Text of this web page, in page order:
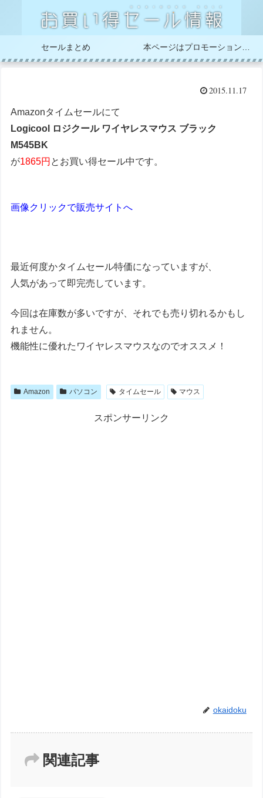
セールまとめ
2015.11.17
Amazonタイムセールにて
Logicool ロジクール ワイヤレスマウス ブラック
M545BK
が1865円 とお買い得セール中です。
画像クリックで販売サイトへ
最近何度かタイムセール特価になっていますが、
人気があって即完売しています。
今回は在庫数が多いですが、それでも売り切れるかもし
れません。
機能性に優れたワイヤレスマウスなのでオススメ！
Amazon パソコン タイムセール マウス
スポンサーリンク
okaidoku
関連記事